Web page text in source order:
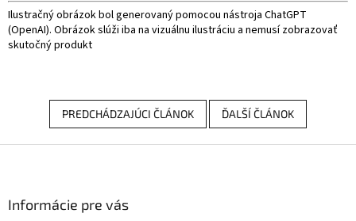
Ilustračný obrázok bol generovaný pomocou nástroja ChatGPT
(OpenAI). Obrázok slúži iba na vizuálnu ilustráciu a nemusí zobrazovať
skutočný produkt
PREDCHÁDZAJÚCI ČLÁNOK ĎALŠÍ ČLÁNOK
Informácie pre vás